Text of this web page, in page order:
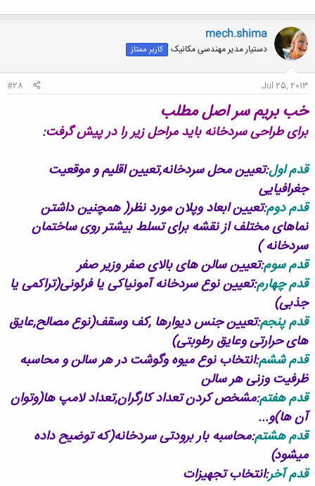
mech.shima
دستیار مدیر مهندسی مکانیک کاربر ممتاز
Jul 25, 2013
#28
خب بریم سر اصل مطلب
برای طراحی سردخانه باید مراحل زیر را در پیش گرفت:
قدم اول:تعیین محل سردخانه,تعیین اقلیم و موقعیت
جغرافیایی
قدم دوم:تعیین ابعاد وپلان مورد نظر( همچنین داشتن
نماهای مختلف از نقشه برای تسلط بیشتر روی ساختمان
سردخانه )
قدم سوم:تعیین سالن های بالای صفر وزیر صفر
قدم چهارم:تعیین نوع سردخانه آمونیاکی یا فرئونی(تراکمی یا
جذبی)
قدم پنجم:تعیین جنس دیوارها ,کف وسقف(نوع مصالح,عایق
های حرارتی وعایق رطوبتی)
قدم ششم:انتخاب نوع میوه وگوشت در هر سالن و محاسبه
ظرفیت وزنی هر سالن
قدم هفتم:مشخص کردن تعداد کارگران,تعداد لامپ ها(وتوان
آن ها)و...
قدم هشتم:محاسبه بار برودتی سردخانه(که توضیح داده
میشود)
قدم آخر:انتخاب تجهیزات